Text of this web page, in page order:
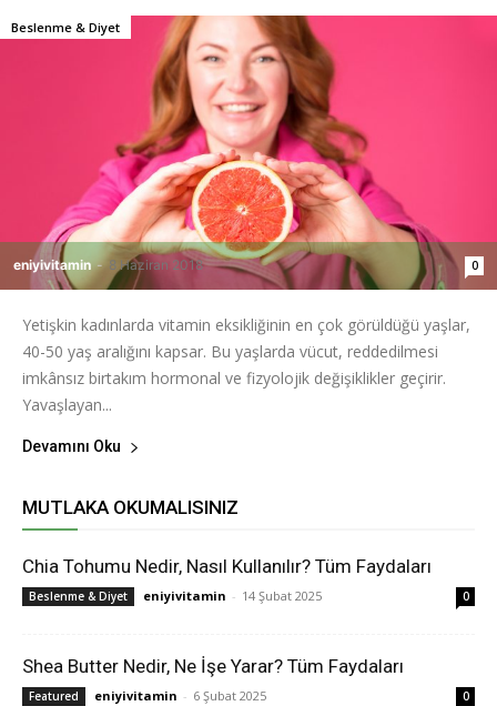
eniyivitamin - 8 Haziran 2018 0
Beslenme & Diyet
Yetişkin kadınlarda vitamin eksikliğinin en çok görüldüğü yaşlar,
40-50 yaş aralığını kapsar. Bu yaşlarda vücut, reddedilmesi
imkânsız birtakım hormonal ve fizyolojik değişiklikler geçirir.
Yavaşlayan...
Devamını Oku
MUTLAKA OKUMALISINIZ
Chia Tohumu Nedir, Nasıl Kullanılır? Tüm Faydaları
Beslenme & Diyet eniyivitamin - 14 Şubat 2025 0
Shea Butter Nedir, Ne İşe Yarar? Tüm Faydaları
Featured eniyivitamin - 6 Şubat 2025 0